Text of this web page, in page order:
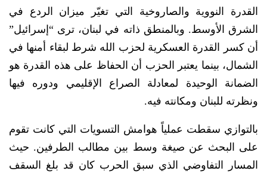
القدرة النووية والصاروخية التي تغيّر ميزان الردع في
الشرق الأوسط. وبالمنطق ذاته في لبنان، ترى “إسرائيل”
أن كسر القدرة العسكرية لحزب الله شرط لبقاء أمنها في
الشمال، بينما يعتبر الحزب أن الحفاظ على هذه القدرة هو
الضمانة الوحيدة لمعادلة الصراع الإقليمي ودوره فيها
ونظرته للبنان ومكانته فيه.
بالتوازي سقطت عملياً هوامش التسويات التي كانت تقوم
على البحث عن صيغة وسط بين مطالب الطرفين. حيث
المسار التفاوضي الذي سبق الحرب كان قد بلغ السقف